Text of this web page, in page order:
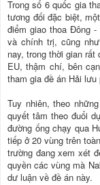
Trong số 6 quốc gia
tương đối đặc biệt,
điểm giao thoa Đông
và chính trị, cũng
nay, trong thời gian rất
EU, thậm chí, bên
tham gia đề án Hải
Tuy nhiên, theo
quyết tâm theo đuổi
đường ống chạy qua
tiếp ở 20 vùng trên
trường đang xem xét
quyền các vùng mà
dư luận về đề án này.